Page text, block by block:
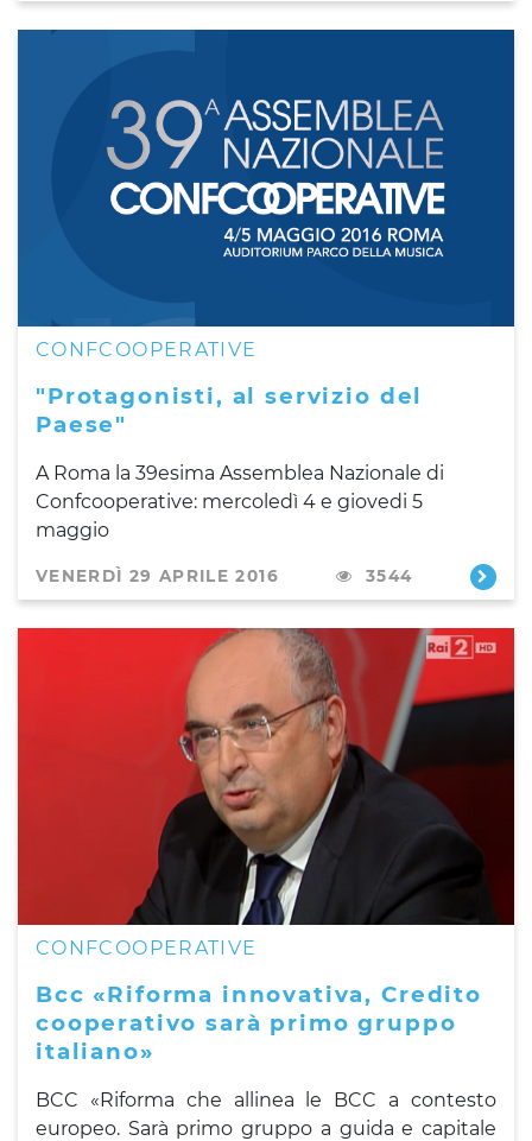
CONFCOOPERATIVE
"Protagonisti, al servizio del
Paese"
A Roma la 39esima Assemblea Nazionale di
Confcooperative: mercoledì 4 e giovedi 5
maggio
VENERDÌ 29 APRILE 2016 3544
CONFCOOPERATIVE
Bcc «Riforma innovativa, Credito
cooperativo sarà primo gruppo
italiano»
BCC «Riforma che allinea le BCC a contesto
europeo. Sarà primo gruppo a guida e capitale